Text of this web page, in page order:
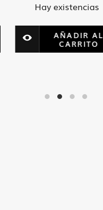
Hay existencias
AÑADIR AL
CARRITO